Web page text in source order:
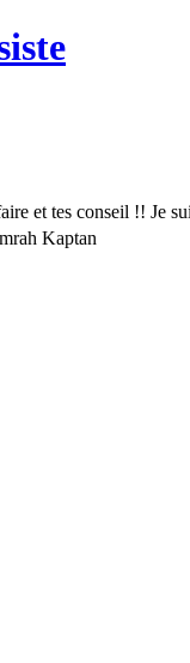
et tes conseil !! Je
Kaptan